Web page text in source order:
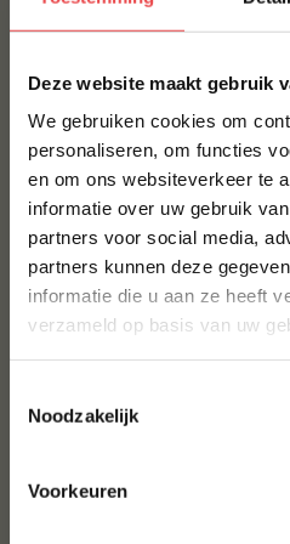
Deze website maakt gebruik
We gebruiken cookies om
personaliseren, om functies
en om ons websiteverkeer te
informatie over uw gebruik
partners voor social media,
partners kunnen deze
informatie die u aan ze heeft
verzameld op basis van uw
Noodzakelijk
Voorkeuren
Heb je juist wat meer tijd
bereiden? Dan kan je het
specialer klaarmaken!
vlees gedacht aan vlees
met kip, rund of
gerechten worden bereid.
Kijk hiervoor eens op onze
de slag met verschillende
Kies voor het
BBQuality
Bij BBQuality draait alles om
kwaliteitsvlees. Met ons
10% korting op je
eerste bestelling*
Schrijf je in voor onze
10% korting op jouw eerste
VOORNAAM
ACHTERNAAM